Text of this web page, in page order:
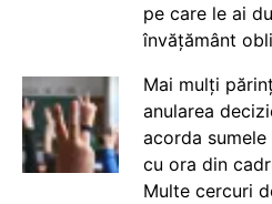
pe care le ai
învățământ
Mai mulți
anularea
acorda
cu ora din
Multe cercuri